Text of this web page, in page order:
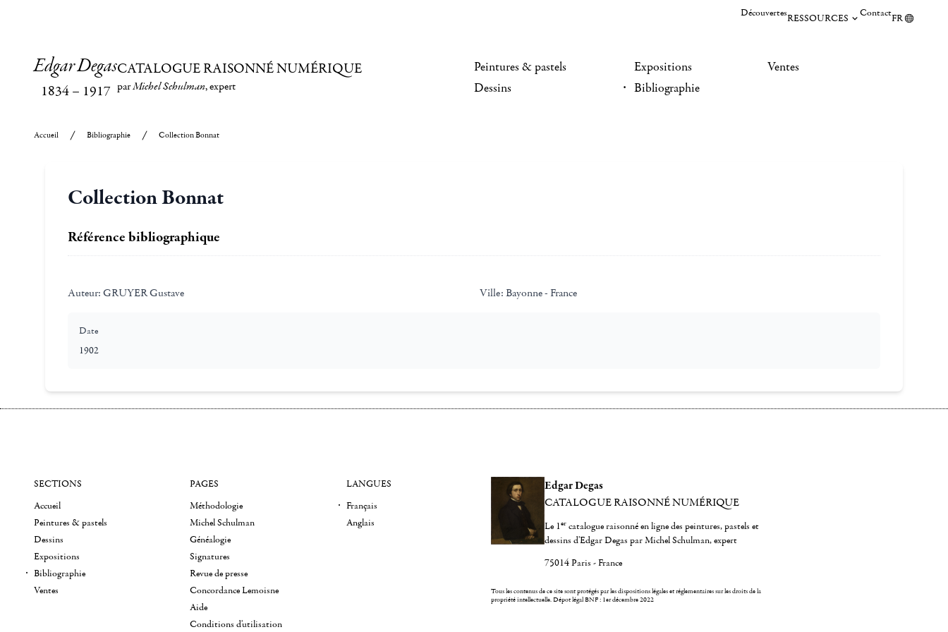
DécouvertesRESSOURCES ContactFR
Edgar Degas
1834– 1917
CATALOGUE RAISONNÉ NUMÉRIQUE
parMichel Schulman, expert
Peintures & pastels
Dessins
Expositions
Bibliographie
Ventes
Accueil Bibliographie Collection Bonnat
Collection Bonnat
Référence bibliographique
Auteur: GRUYER Gustave Ville: Bayonne - France
Date
1902
Edgar Degas
CATALOGUE RAISONNÉ NUMÉRIQUE
Le 1er catalogue raisonné en ligne des peintures, pastels et
dessins d'Edgar Degas par Michel Schulman, expert
75014 Paris - France
Tous les contenus de ce site sont protégés par les dispositions légales et réglementaires sur les droits de la
propriété intellectuelle.Dépot légal BNF : 1er décembre 2022
SECTIONS
Accueil
Peintures & pastels
Dessins
Expositions
Bibliographie
Ventes
PAGES
Méthodologie
Michel Schulman
Généalogie
Signatures
Revue de presse
Concordance Lemoisne
Aide
Conditions d'utilisation
LANGUES
Français
Anglais